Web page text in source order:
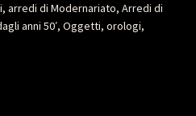
arredi di Modernariato, Arredi di
anni 50′, Oggetti, orologi,